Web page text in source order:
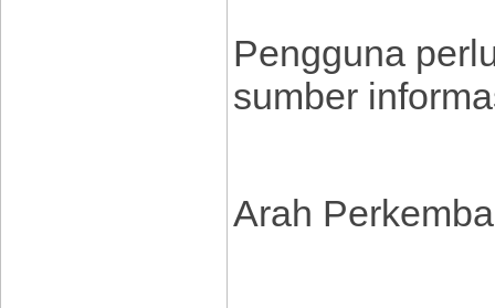
Pengguna
sumber
Arah